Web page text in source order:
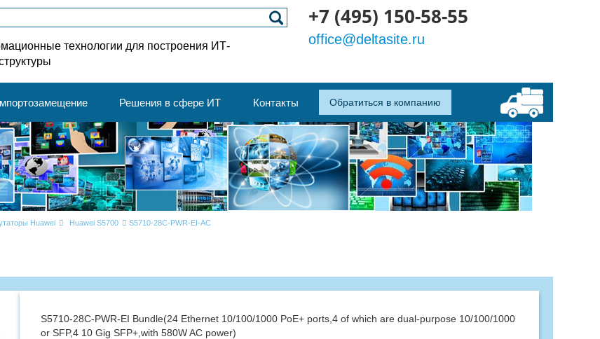
технологии для построения ИТ-
+7 (495) 150-58-55
office@deltasite.ru
Решения в сфере ИТ Контакты Обратиться в компанию
Huawei Huawei S5700 S5710-28C-PWR-EI-AC
S5710-28C-PWR-EI Bundle(24 Ethernet 10/100/1000 PoE+ ports,4 of which are dual-purpose 10/100/1000
or SFP,4 10 Gig SFP+,with 580W AC power)